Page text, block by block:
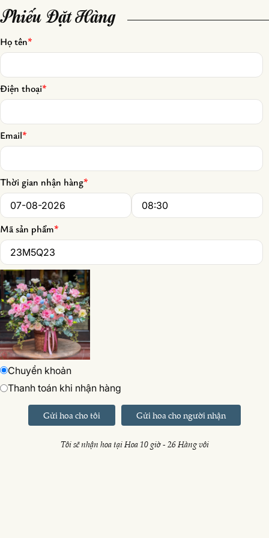
Phiếu Đặt Hàng
Họ tên*
Điện thoại*
Email*
Thời gian nhận hàng*
Date* Time*
Mã sản phẩm*
Chuyển khoản
Thanh toán khi nhận hàng
Gửi hoa cho tôi Gửi hoa cho người nhận
Tôi sẽ nhận hoa tại Hoa 10 giờ - 26 Hàng vôi